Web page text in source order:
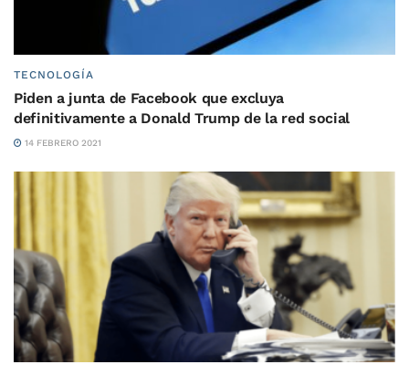
TECNOLOGÍA
Piden a junta de Facebook que excluya
definitivamente a Donald Trump de la red social
14 FEBRERO 2021